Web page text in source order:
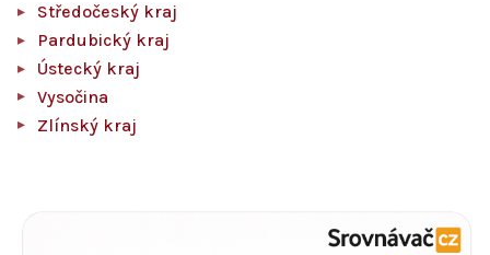
Středočeský kraj
Pardubický kraj
Ústecký kraj
Vysočina
Zlínský kraj